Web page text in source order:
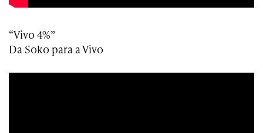
“Vivo 4%”
Da Soko para a Vivo